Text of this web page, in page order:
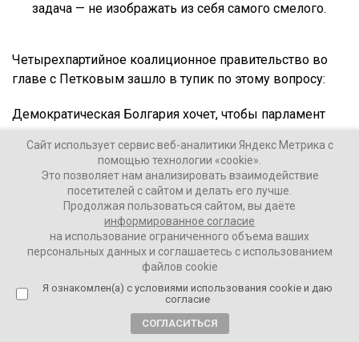
задача — не изображать из себя самого смелого.
Четырехпартийное коалиционное правительство во
главе с Петковым зашло в тупик по этому вопросу:
Демократическая Болгария хочет, чтобы парламент
помощь Украине, в то время как Болгарская
социалистическая партия категорически против и
пригрозила уйти из правящего большинства, если
будет отправлено оружие
На следующей неделе Петков планирует посетить
Киев и пригласил сопровождать его партнеров по
коалиции, чтобы на месте оценить необходимость
оказания Украине военной помощи.
Вопрос поставки вооружений также будет поднят во
Сайт использует сервис веб-аналитики Яндекс Метрика с
помощью технологии «cookie».
Это позволяет нам анализировать взаимодействие
посетителей с сайтом и делать его лучше.
Продолжая пользоваться сайтом, вы даёте
информированное согласие
на использование ограниченного объема ваших
персональных данных и соглашаетесь с использованием
файлов cookie
Я ознакомлен(а) с условиями использования cookie и даю
согласие
СОГЛАСИТЬСЯ